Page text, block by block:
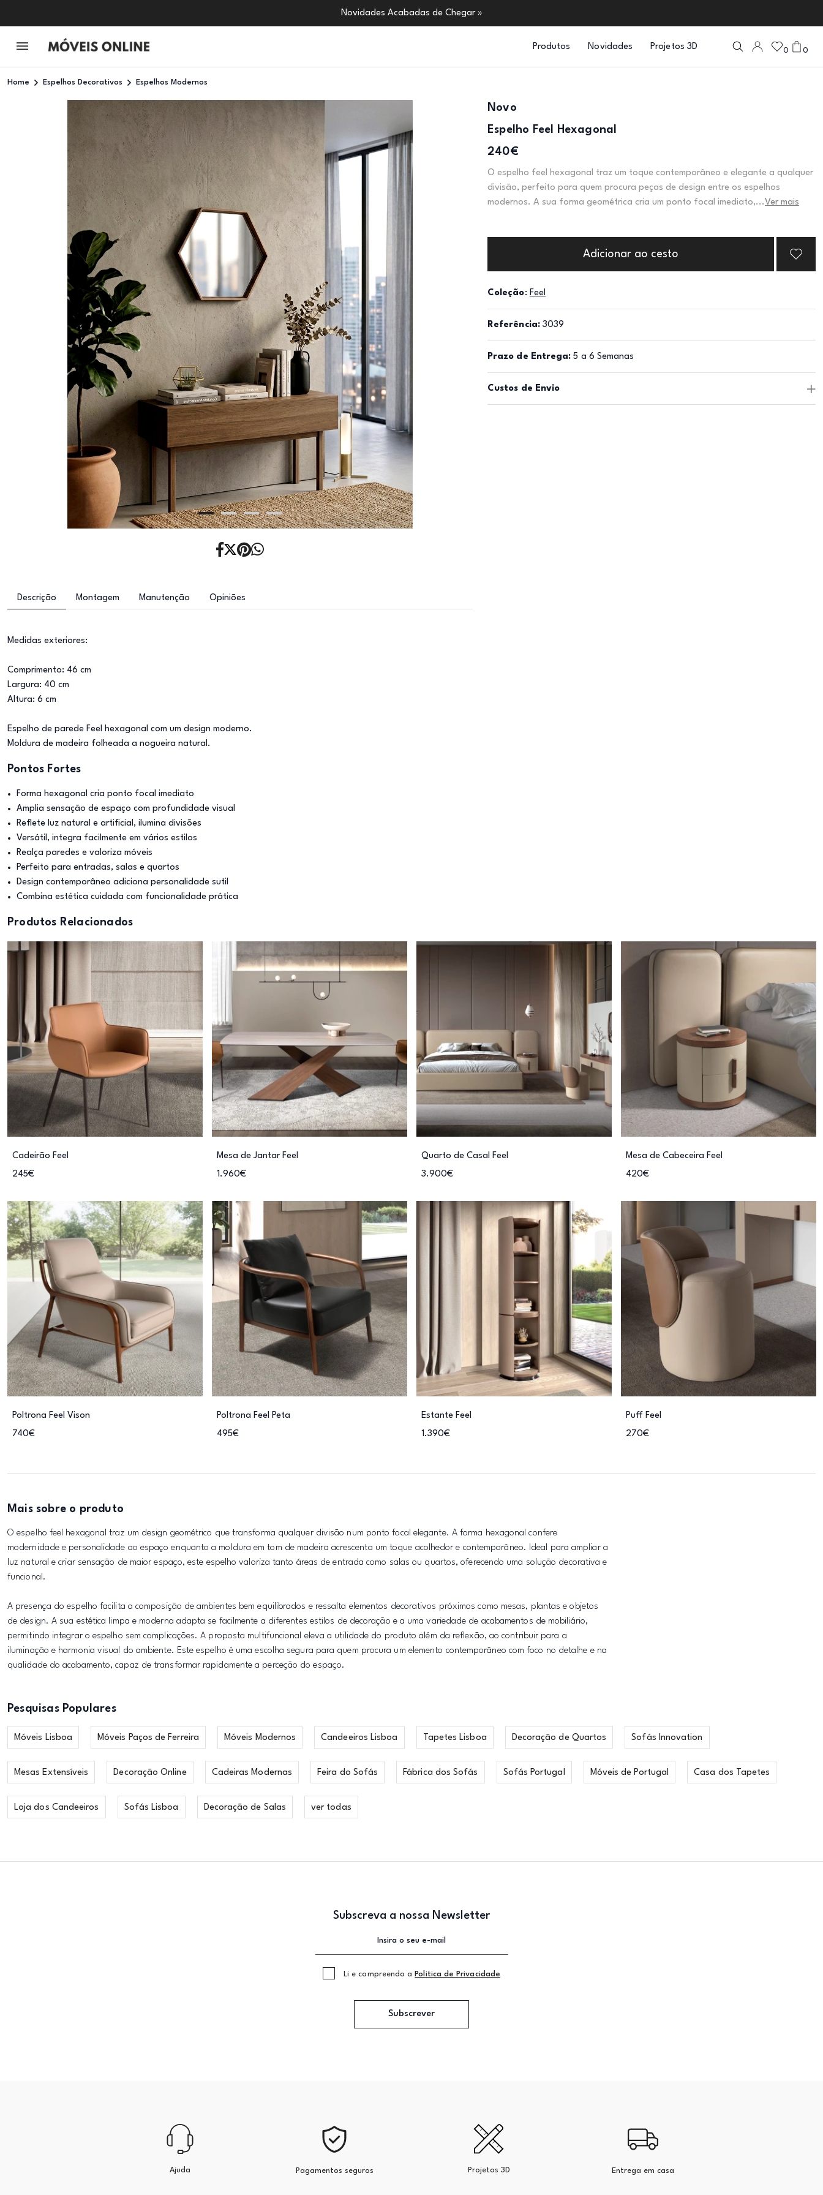
Novidades Acabadas de Chegar »
Produtos Novidades Projetos 3D 0 0
Home Espelhos Decorativos Espelhos Modernos
Novo
Espelho Feel Hexagonal
240€
O espelho feel hexagonal traz um toque contemporâneo e elegante a qualquer
divisão, perfeito para quem procura peças de design entre os espelhos
modernos. A sua forma geométrica cria um ponto focal imediato,... Ver mais
Adicionar ao cesto
Coleção: Feel
Referência: 3039
Prazo de Entrega: 5 a 6 Semanas
Custos de Envio
Descrição Montagem Manutenção Opiniões
Medidas exteriores:
Comprimento: 46 cm
Largura: 40 cm
Altura: 6 cm
Espelho de parede Feel hexagonal com um design moderno.
Moldura de madeira folheada a nogueira natural.
Pontos Fortes
Forma hexagonal cria ponto focal imediato
Amplia sensação de espaço com profundidade visual
Reflete luz natural e artificial, ilumina divisões
Versátil, integra facilmente em vários estilos
Realça paredes e valoriza móveis
Perfeito para entradas, salas e quartos
Design contemporâneo adiciona personalidade sutil
Combina estética cuidada com funcionalidade prática
Produtos Relacionados
Cadeirão Feel
245€
Mesa de Jantar Feel
1.960€
Quarto de Casal Feel
3.900€
Mesa de Cabeceira Feel
420€
Poltrona Feel Vison
740€
Poltrona Feel Peta
495€
Estante Feel
1.390€
Puff Feel
270€
Mais sobre o produto
O espelho feel hexagonal traz um design geométrico que transforma qualquer divisão num ponto focal elegante. A forma hexagonal confere
modernidade e personalidade ao espaço enquanto a moldura em tom de madeira acrescenta um toque acolhedor e contemporâneo. Ideal para ampliar a
luz natural e criar sensação de maior espaço, este espelho valoriza tanto áreas de entrada como salas ou quartos, oferecendo uma solução decorativa e
funcional.
A presença do espelho facilita a composição de ambientes bem equilibrados e ressalta elementos decorativos próximos como mesas, plantas e objetos
de design. A sua estética limpa e moderna adapta se facilmente a diferentes estilos de decoração e a uma variedade de acabamentos de mobiliário,
permitindo integrar o espelho sem complicações. A proposta multifuncional eleva a utilidade do produto além da reflexão, ao contribuir para a
iluminação e harmonia visual do ambiente. Este espelho é uma escolha segura para quem procura um elemento contemporâneo com foco no detalhe e na
qualidade do acabamento, capaz de transformar rapidamente a perceção do espaço.
Pesquisas Populares
Móveis Lisboa Móveis Paços de Ferreira Móveis Modernos Candeeiros Lisboa Tapetes Lisboa Decoração de Quartos Sofás Innovation
Mesas Extensíveis Decoração Online Cadeiras Modernas Feira do Sofás Fábrica dos Sofás Sofás Portugal Móveis de Portugal Casa dos Tapetes
Loja dos Candeeiros Sofás Lisboa Decoração de Salas ver todas
Subscreva a nossa Newsletter
Li e compreendo a Politica de Privacidade
Subscrever
Ajuda Pagamentos seguros Projetos 3D Entrega em casa